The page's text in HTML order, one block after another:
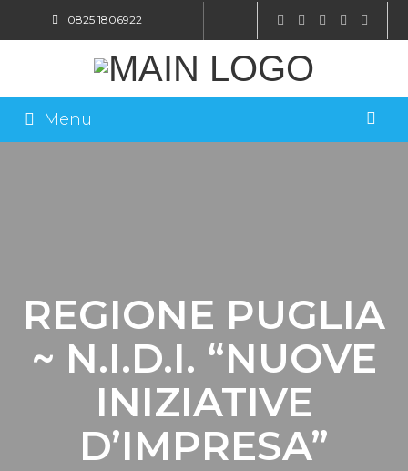
0825 1806922
SHOP ONLINE
Menu
REGIONE PUGLIA
~ N.I.D.I. “NUOVE
INIZIATIVE
D’IMPRESA”